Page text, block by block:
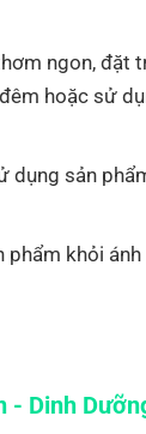
3390
929
* 2358
2554
1737
lợi
original,
các vị
ngon, đặt
hoặc sử
dụng sản
phẩm khỏi
- Dinh